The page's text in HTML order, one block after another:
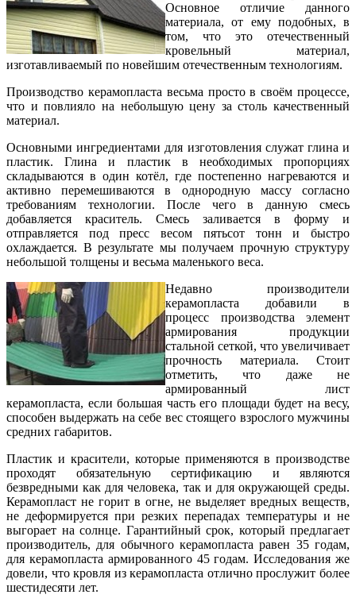
Основное отличие данного
материала, от ему подобных, в
том, что это отечественный
кровельный материал,
изготавливаемый по новейшим отечественным технологиям.
Производство керамопласта весьма просто в своём процессе,
что и повлияло на небольшую цену за столь качественный
материал.
Основными ингредиентами для изготовления служат глина и
пластик. Глина и пластик в необходимых пропорциях
складываются в один котёл, где постепенно нагреваются и
активно перемешиваются в однородную массу согласно
требованиям технологии. После чего в данную смесь
добавляется краситель. Смесь заливается в форму и
отправляется под пресс весом пятьсот тонн и быстро
охлаждается. В результате мы получаем прочную структуру
небольшой толщены и весьма маленького веса.
Недавно производители
керамопласта добавили в
процесс производства элемент
армирования продукции
стальной сеткой, что увеличивает
прочность материала. Стоит
отметить, что даже не
армированный лист
керамопласта, если большая часть его площади будет на весу,
способен выдержать на себе вес стоящего взрослого мужчины
средних габаритов.
Пластик и красители, которые применяются в производстве
проходят обязательную сертификацию и являются
безвредными как для человека, так и для окружающей среды.
Керамопласт не горит в огне, не выделяет вредных веществ,
не деформируется при резких перепадах температуры и не
выгорает на солнце. Гарантийный срок, который предлагает
производитель, для обычного керамопласта равен 35 годам,
для керамопласта армированного 45 годам. Исследования же
довели, что кровля из керамопласта отлично прослужит более
шестидесяти лет.